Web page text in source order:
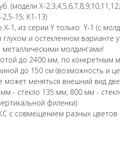
(модели Х-
2,5-15; K1-13)
1, из серии Y только Y-1 (с
и остекленном варианте
металлическими молдингами!
до 2400 мм, по конкретным
до 150 см (возможность и
меняться внешний вид
- стекло 135 мм, 800 мм -
филенки)
с совмещением разных цветов